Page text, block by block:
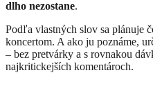
dlho nezostane.
Podľa vlastných slov sa plánuje
koncertom. A ako ju poznáme,
– bez pretvárky a s rovnakou
najkritickejších komentároch.